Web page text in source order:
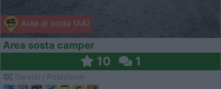
Area di sosta (AA)
Area sosta camper
10 1